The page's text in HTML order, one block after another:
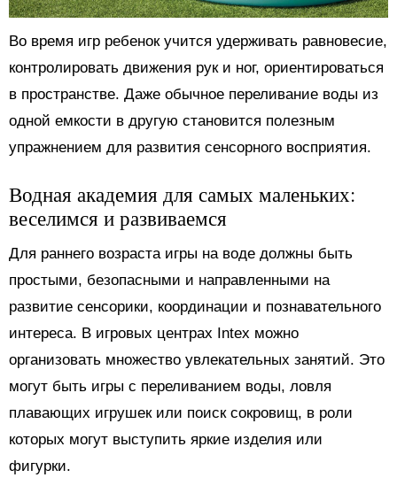
Во время игр ребенок учится удерживать равновесие,
контролировать движения рук и ног, ориентироваться
в пространстве. Даже обычное переливание воды из
одной емкости в другую становится полезным
упражнением для развития сенсорного восприятия.
Водная академия для самых маленьких:
веселимся и развиваемся
Для раннего возраста игры на воде должны быть
простыми, безопасными и направленными на
развитие сенсорики, координации и познавательного
интереса. В игровых центрах Intex можно
организовать множество увлекательных занятий. Это
могут быть игры с переливанием воды, ловля
плавающих игрушек или поиск сокровищ, в роли
которых могут выступить яркие изделия или
фигурки.